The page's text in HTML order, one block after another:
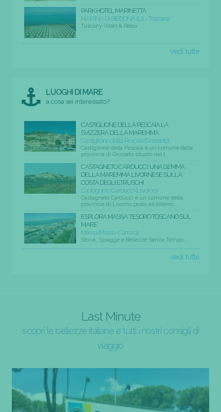
PARK HOTEL MARINETTA
MARINA DI BIBBONA (LI) / Toscana
Tuscany Vibes & Relax
vedi tutte
LUOGHI DI MARE
a cosa sei interessato?
CASTIGLIONE DELLA PESCAIA LA
SVIZZERA DELLA MAREMMA
Castiglione della Pescaia (Grosseto)
Castiglione della Pescaia è un comune della
provincia di Grosseto situato nel t...
CASTAGNETO CARDUCCI: UNA GEMMA
DELLA MAREMMA LIVORNESE SULLA
COSTA DEGLI ETRUSCHI
Castagneto Carducci (Livorno)
Castagneto Carducci è un comune della
provincia di Livorno posto all’interno ...
ESPLORA MASSA: TESORO TOSCANO SUL
MARE
Massa (Massa-Carrara)
Storia, Spiagge e Bellezze Senza Tempo...
vedi tutte
Last Minute
scopri le bellezze italiane e tutti i nostri consigli di
viaggio